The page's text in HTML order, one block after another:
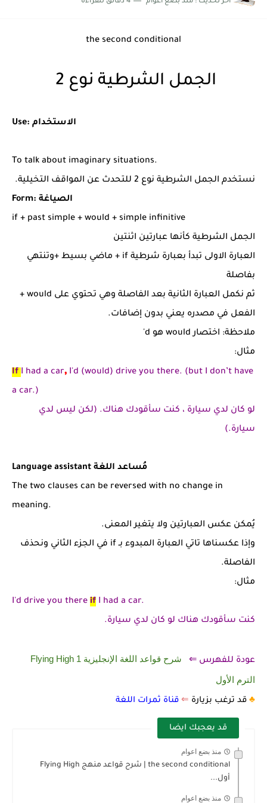
the second conditional
الجمل الشرطية نوع 2
Use: الاستخدام
To talk about imaginary situations.
نستخدم الجمل الشرطية نوع 2 للتحدث عن المواقف التخيلية.
Form: الصياغة
if + past simple + would + simple infinitive
الجمل الشرطية كأنها عبارتين اثنتين
العبارة الاولى تبدأ بعبارة شرطية if + ماضي بسيط +وتنتهي
بفاصلة
ثم نكمل العبارة الثانية بعد الفاصلة وهي تحتوي على would +
الفعل في مصدره يعني بدون إضافات.
ملاحظة: اختصار would هو d'
مثال:
If I had a car, I'd (would) drive you there. (but I don’t have
a car.)
لو كان لدي سيارة ، كنت سأقودك هناك. (لكن ليس لدي
سيارة.)
Language assistant مُساعد اللغة
The two clauses can be reversed with no change in
meaning.
يُمكن عكس العبارتين ولا يتغير المعنى.
وإذا عكسناها تاتي العبارة المبدوء بـ if في الجزء الثاني ونحذف
الفاصلة.
مثال:
I'd drive you there if I had a car.
كنت سأقودك هناك لو كان لدي سيارة.
عودة للفهرس ⇐ شرح قواعد اللغة الإنجليزية 1 Flying High
الترم الأول
♣️ قد ترغب بزيارة ⇐ قناة ثمرات اللغة
قد يعجبك ايضا
منذ بضع اعوام
the second conditional | شرح قواعد منهج Flying High
أول...
منذ بضع اعوام